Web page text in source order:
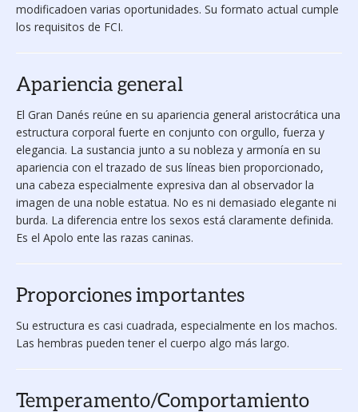
modificadoen varias oportunidades. Su formato actual cumple
los requisitos de FCI.
Apariencia general
El Gran Danés reúne en su apariencia general aristocrática una
estructura corporal fuerte en conjunto con orgullo, fuerza y
elegancia. La sustancia junto a su nobleza y armonía en su
apariencia con el trazado de sus líneas bien proporcionado,
una cabeza especialmente expresiva dan al observador la
imagen de una noble estatua. No es ni demasiado elegante ni
burda. La diferencia entre los sexos está claramente definida.
Es el Apolo ente las razas caninas.
Proporciones importantes
Su estructura es casi cuadrada, especialmente en los machos.
Las hembras pueden tener el cuerpo algo más largo.
Temperamento/Comportamiento